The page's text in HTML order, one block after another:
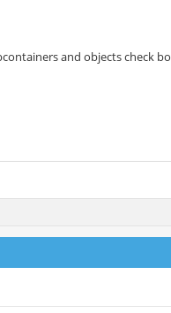
and objects check